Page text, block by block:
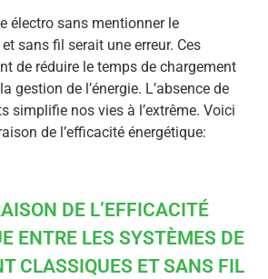
électro sans mentionner le
sans fil serait une erreur. Ces
de réduire le temps de chargement
gestion de l’énergie. L’absence de
simplifie nos vies à l’extrême. Voici
de l’efficacité énergétique:
DE L’EFFICACITÉ
ENTRE LES SYSTÈMES DE
CLASSIQUES ET SANS FIL